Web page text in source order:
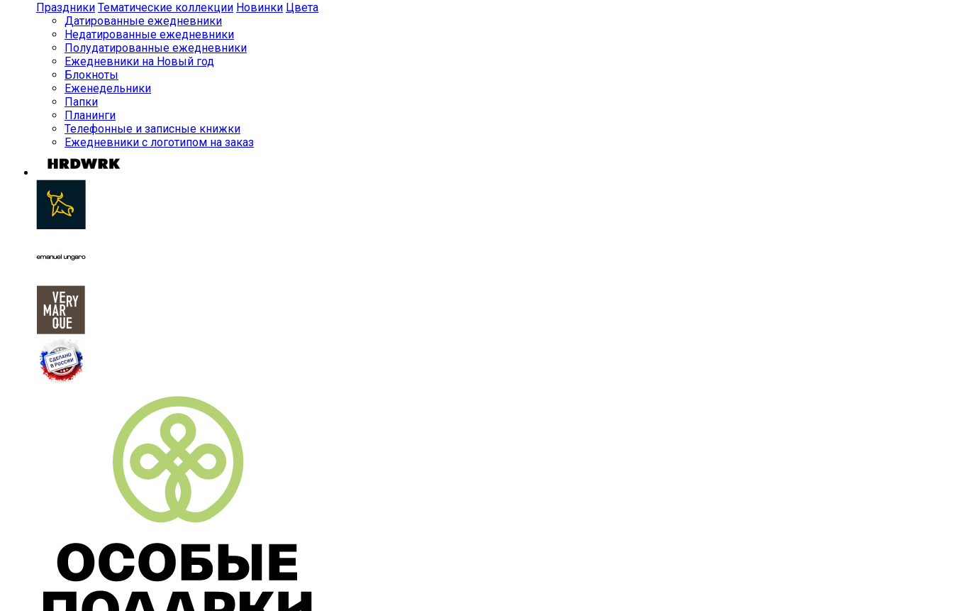
Праздники Тематические коллекции Новинки Цвета
Датированные ежедневники
Недатированные ежедневники
Полудатированные ежедневники
Ежедневники на Новый год
Блокноты
Еженедельники
Папки
Планинги
Телефонные и записные книжки
Ежедневники с логотипом на заказ